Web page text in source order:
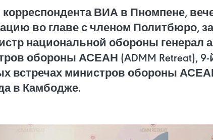
ВИА в Пномпене,
во главе с членом Политбюро,
национальной обороны
обороны АСЕАН (ADMM Retreat),
встречах министров обороны
в Камбодже.